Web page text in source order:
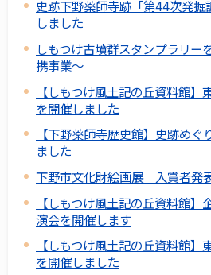
史跡下野薬師寺跡「第44次発
しました
しもつけ古墳群スタンプラリー
携事業～
【しもつけ風土記の丘資料館
を開催しました
【下野薬師寺歴史館】史跡め
ました
下野市文化財絵画展 入賞者発
【しもつけ風土記の丘資料館
演会を開催します
【しもつけ風土記の丘資料館
を開催しました